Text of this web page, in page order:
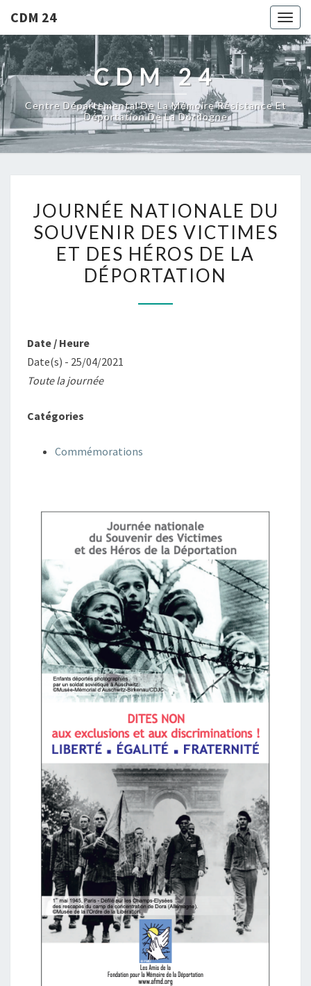
CDM 24
CDM 24
Centre Départemental De La Mémoire Résistance Et
Déportation De La Dordogne
JOURNÉE NATIONALE DU
SOUVENIR DES VICTIMES
ET DES HÉROS DE LA
DÉPORTATION
Date / Heure
Date(s) - 25/04/2021
Toute la journée
Catégories
Commémorations